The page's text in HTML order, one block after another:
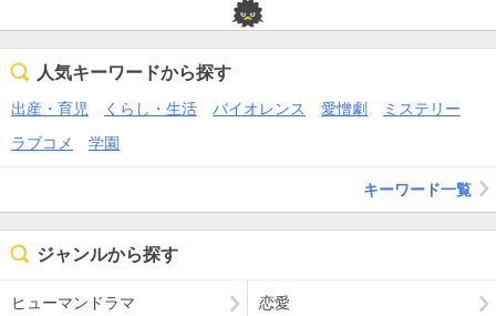
人気キーワードから探す
出産・育児 くらし・生活 バイオレンス 愛憎劇
ミステリー
ラブコメ
学園
キーワード一覧
ジャンルから探す
ヒューマンドラマ 恋愛